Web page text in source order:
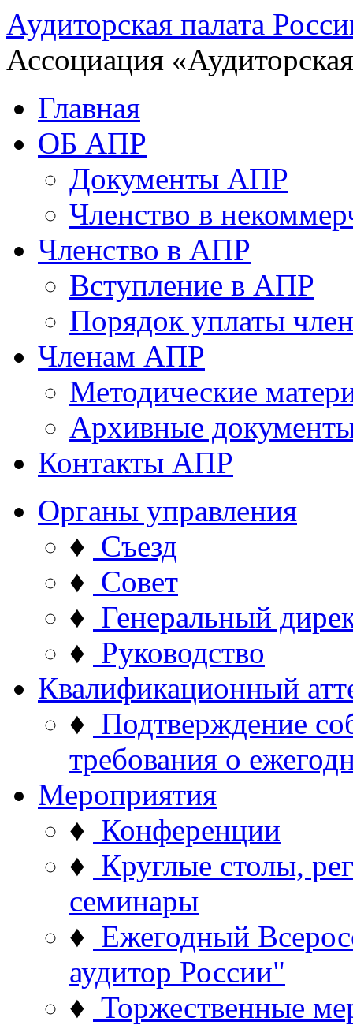
Аудиторская палата
Ассоциация
Главная
ОБ АПР
Документы АПР
Членство в
Членство в АПР
Вступление в АПР
Порядок уплаты
Членам АПР
Методические
Архивные
Контакты АПР
Органы управления
♦ Съезд
♦ Совет
♦ Генеральный
♦ Руководство
Квалификационный
♦ Подтверждение
требования о
Мероприятия
♦ Конференции
♦ Круглые столы,
семинары
♦ Ежегодный
аудитор России"
♦ Торжественные